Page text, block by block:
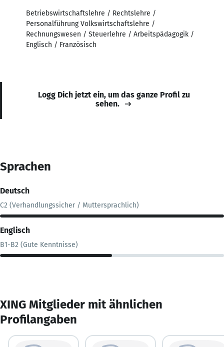
Betriebswirtschaftslehre / Rechtslehre /
Personalführung Volkswirtschaftslehre /
Rechnungswesen / Steuerlehre / Arbeitspädagogik /
Englisch / Französisch
Logg Dich jetzt ein, um das ganze Profil zu
sehen.
Sprachen
Deutsch
C2 (Verhandlungssicher / Muttersprachlich)
Englisch
B1-B2 (Gute Kenntnisse)
XING Mitglieder mit ähnlichen
Profilangaben